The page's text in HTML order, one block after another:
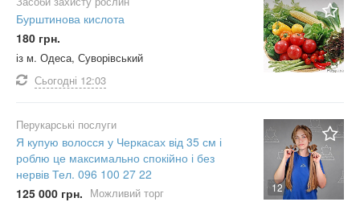
Бурштинова кислота
180 грн.
із м. Одеса, Суворівський
Сьогодні 12:03
12
Перукарські послуги
Я купую волосся у Черкасах від 35 см і
роблю це максимально спокійно і без
нервів Тел. 096 100 27 22
125 000 грн. Можливий торг